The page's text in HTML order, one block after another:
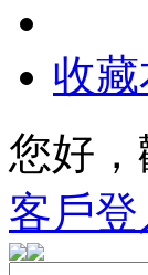
收
您好
客戶登